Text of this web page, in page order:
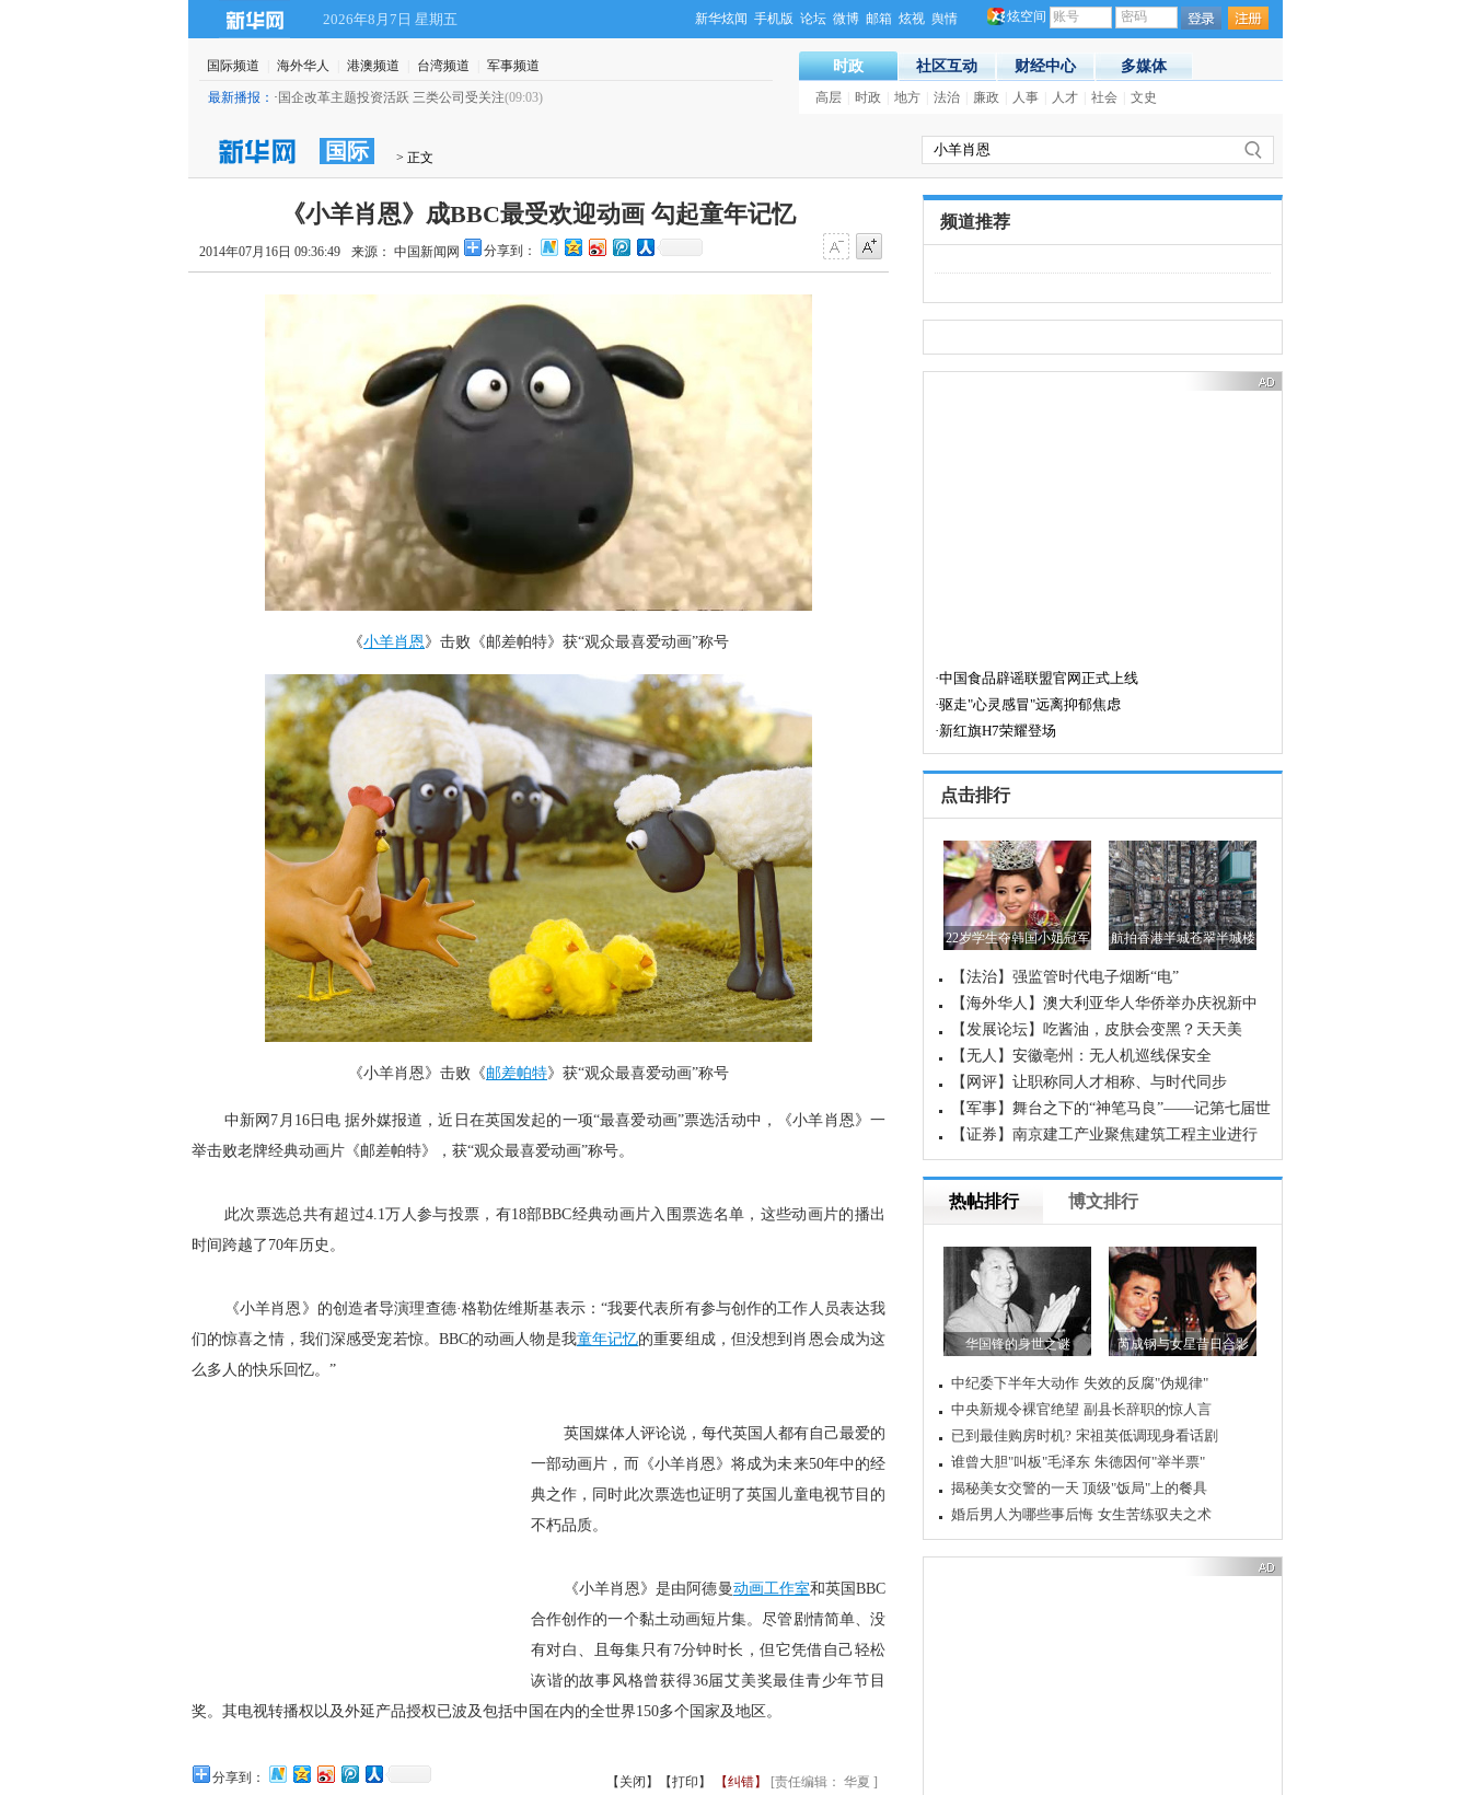
2026年8月7日 星期五 炫空间 账号 密码
新华炫闻 手机版 论坛 微博 邮箱 炫视 舆情
国际频道 海外华人 港澳频道 台湾频道 军事频道
最新播报： · 国企改革主题投资活跃 三类公司受关注(09:03) 胡亚枫任黑龙江省副省长（图/简历）(08:58)
时政 社区互动 财经中心 多媒体
高层 时政 地方 法治 廉政 人事 人才 社会 文史
国际 > 正文
《小羊肖恩》成BBC最受欢迎动画 勾起童年记忆
2014年07月16日 09:36:49 来源： 中国新闻网 分享到：
《小羊肖恩》击败《邮差帕特》获“观众最喜爱动画”称号
《小羊肖恩》击败《邮差帕特》获“观众最喜爱动画”称号
中新网7月16日电 据外媒报道，近日在英国发起的一项“最喜爱动画”票选活动中，《小羊肖恩》一
举击败老牌经典动画片《邮差帕特》，获“观众最喜爱动画”称号。
此次票选总共有超过4.1万人参与投票，有18部BBC经典动画片入围票选名单，这些动画片的播出
时间跨越了70年历史。
《小羊肖恩》的创造者导演理查德·格勒佐维斯基表示：“我要代表所有参与创作的工作人员表达我
们的惊喜之情，我们深感受宠若惊。BBC的动画人物是我童年记忆的重要组成，但没想到肖恩会成为这
么多人的快乐回忆。”
英国媒体人评论说，每代英国人都有自己最爱的
一部动画片，而《小羊肖恩》将成为未来50年中的经
典之作，同时此次票选也证明了英国儿童电视节目的
不朽品质。
《小羊肖恩》是由阿德曼动画工作室和英国BBC
合作创作的一个黏土动画短片集。尽管剧情简单、没
有对白、且每集只有7分钟时长，但它凭借自己轻松
诙谐的故事风格曾获得36届艾美奖最佳青少年节目
奖。其电视转播权以及外延产品授权已波及包括中国在内的全世界150多个国家及地区。
分享到： 【关闭】 【打印】 【纠错】 [责任编辑： 华夏 ]
频道推荐
点击排行
22岁学生夺韩国小姐冠军 航拍香港半城苍翠半城楼
【法治】强监管时代电子烟断“电”
【海外华人】澳大利亚华人华侨举办庆祝新中
国成立70周年征文颁奖晚会
【发展论坛】吃酱油，皮肤会变黑？天天美
白，却不知道这些食物正在偷偷让你变黑
【无人】安徽亳州：无人机巡线保安全
【网评】让职称同人才相称、与时代同步
【军事】舞台之下的“神笔马良”——记第七届世
界军人运动会开幕式600余名场务保障官兵
【证券】南京建工产业聚焦建筑工程主业进行
重组
热帖排行 博文排行
华国锋的身世之谜 芮成钢与女星昔日合影
中纪委下半年大动作 失效的反腐"伪规律"
中央新规令裸官绝望 副县长辞职的惊人言
已到最佳购房时机? 宋祖英低调现身看话剧
谁曾大胆"叫板"毛泽东 朱德因何"举半票"
揭秘美女交警的一天 顶级"饭局"上的餐具
婚后男人为哪些事后悔 女生苦练驭夫之术